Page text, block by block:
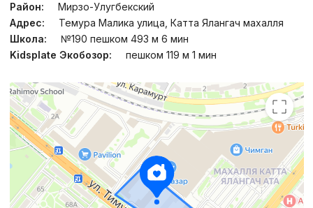
Район:
Мирзо-Улугбекский
Адрес:
Темура Малика улица, Катта Ялангач махалля
Школа:
№190 пешком 493 м 6 мин
Kidsplate Экобозор:
пешком 119 м 1 мин